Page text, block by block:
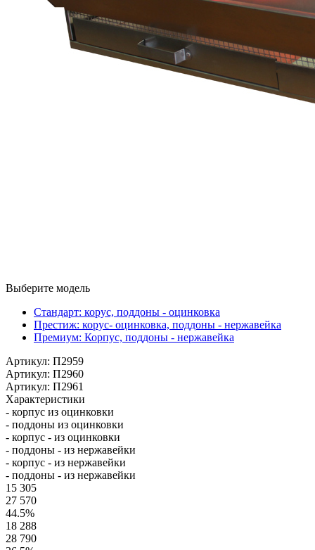
Выберите модель
Стандарт: корус, поддоны - оцинковка
Престиж: корус- оцинковка, поддоны - нержавейка
Премиум: Корпус, поддоны - нержавейка
Артикул: П2959
Артикул: П2960
Артикул: П2961
Характеристики
- корпус из оцинковки
- поддоны из оцинковки
- корпус - из оцинковки
- поддоны - из нержавейки
- корпус - из нержавейки
- поддоны - из нержавейки
15 305
27 570
44.5%
18 288
28 790